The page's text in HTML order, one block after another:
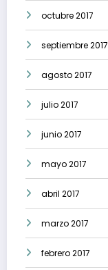
octubre 2017
septiembre 2017
agosto 2017
julio 2017
junio 2017
mayo 2017
abril 2017
marzo 2017
febrero 2017